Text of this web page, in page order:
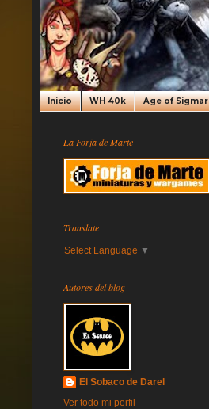
Inicio WH 40k Age of Sigmar
La Forja de Marte
Translate
Select Language ▼
Autores del blog
El Sobaco de Darel
Ver todo mi perfil